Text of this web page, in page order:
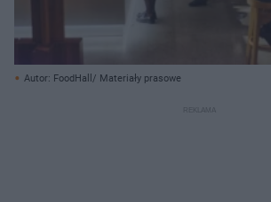
Autor: FoodHall/ Materiały prasowe